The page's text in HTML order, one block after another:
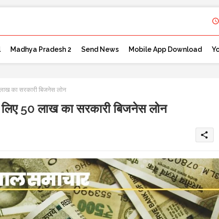
Madhya Pradesh 2 Send News Mobile App Download
का सरकारी बिजनेस लोन
50 लाख का सरकारी बिजनेस लोन
share